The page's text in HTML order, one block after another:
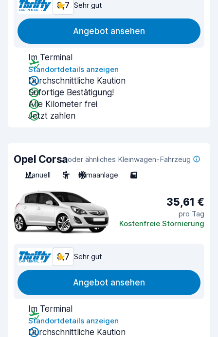
8,7 Sehr gut
Angebot ansehen
Im Terminal
Standortdetails anzeigen
Durchschnittliche Kaution
Sofortige Bestätigung!
Alle Kilometer frei
Jetzt zahlen
Opel Corsaoder ähnliches Kleinwagen-Fahrzeug
Manuell
5 Klimaanlage 5
35,61 €
pro Tag
Kostenfreie Stornierung
8,7 Sehr gut
Angebot ansehen
Im Terminal
Standortdetails anzeigen
Durchschnittliche Kaution